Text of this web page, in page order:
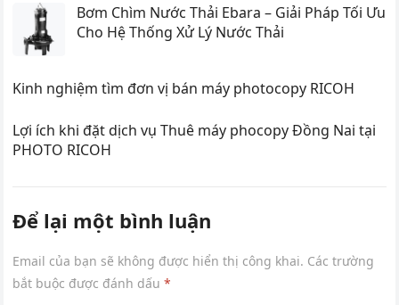
Bơm Chìm Nước Thải Ebara – Giải Pháp Tối Ưu
Cho Hệ Thống Xử Lý Nước Thải
Kinh nghiệm tìm đơn vị bán máy photocopy RICOH
Lợi ích khi đặt dịch vụ Thuê máy phocopy Đồng Nai tại
PHOTO RICOH
Để lại một bình luận
Email của bạn sẽ không được hiển thị công khai. Các trường
bắt buộc được đánh dấu*